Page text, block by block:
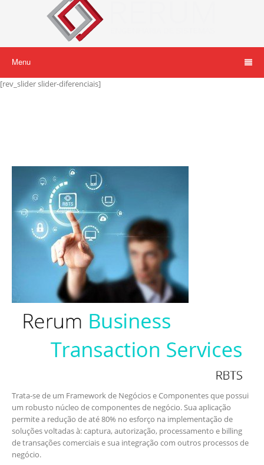
Menu
[rev_slider slider-diferenciais]
Trata-se de um Framework de Negócios e Componentes que possui
um robusto núcleo de componentes de negócio. Sua aplicação
permite a redução de até 80% no esforço na implementação de
soluções voltadas à: captura, autorização, processamento e billing
de transações comerciais e sua integração com outros processos de
negócio.